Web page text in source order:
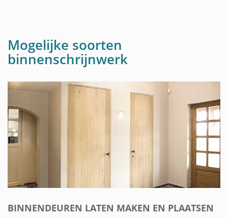
Mogelijke soorten
binnenschrijnwerk
BINNENDEUREN LATEN MAKEN EN PLAATSEN